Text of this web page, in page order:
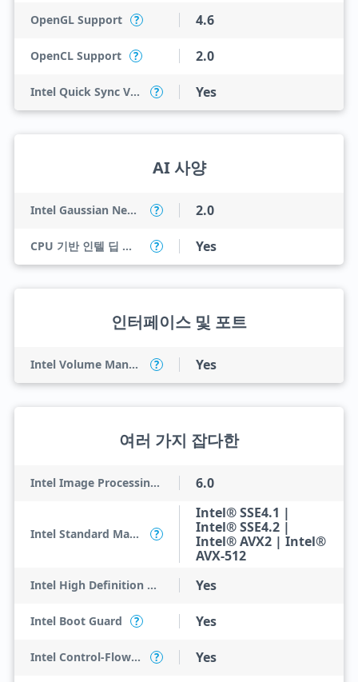
OpenGL Support ? 4.6
OpenCL Support ? 2.0
Intel Quick Sync Video ? Yes
AI 사양
Intel Gaussian Neural Accelerator ? 2.0
CPU 기반 인텔 딥 러닝 부스트(인텔 DL 부스트) ? Yes
인터페이스 및 포트
Intel Volume Management Device (VMD) ? Yes
여러 가지 잡다한
Intel Image Processing Unit 6.0
Intel Standard Manageability (ISM) ?
Intel® SSE4.1 |
Intel® SSE4.2 |
Intel® AVX2 | Intel®
AVX-512
Intel High Definition Audio Yes
Intel Boot Guard ? Yes
Intel Control-Flow Enforcement Technology ? Yes